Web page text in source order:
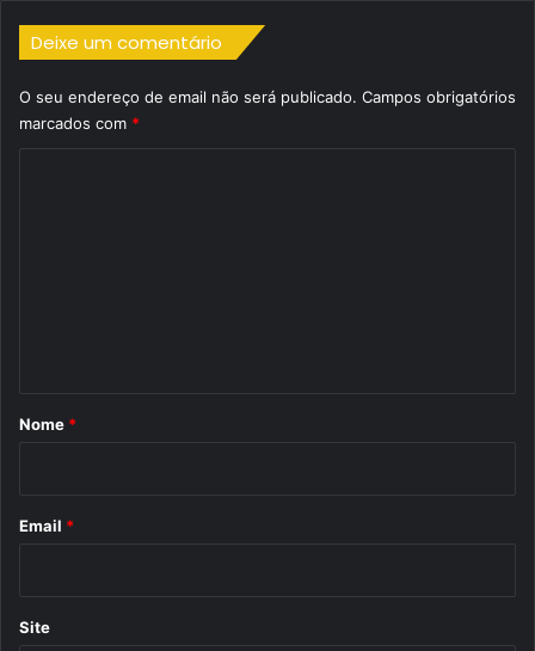
Deixe um comentário
O seu endereço de email não será publicado. Campos obrigatórios
marcados com *
r
*
Nome *
Email *
Site